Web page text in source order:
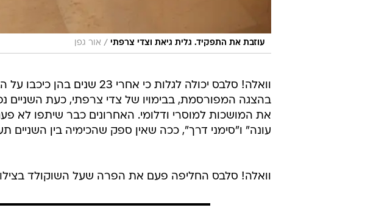
עוזבת את התפקיד. גלית גיאת וצדי צרפתי / אור גפן
וואלה! סלבס יכולה לגלות כי
בהצגה המפורסמת, בבימויו של צדי צרפתי, כעת השניים
את המושכות למוסרי ודלומי. האחרונים כבר שיתפו לא
עונה" ו"סימני דרך", ככה שאין ספק שהכימיה בין השניים
וואלה! סלבס החליפה פעם את הפרה שעל השוקולד